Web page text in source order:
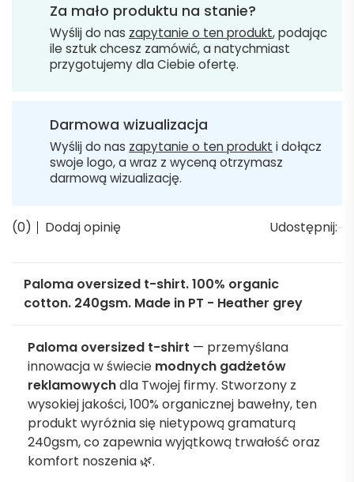
Za mało produktu na stanie?
Wyślij do nas zapytanie o ten produkt, podając
ile sztuk chcesz zamówić, a natychmiast
przygotujemy dla Ciebie ofertę.
Darmowa wizualizacja
Wyślij do nas zapytanie o ten produkt i dołącz
swoje logo, a wraz z wyceną otrzymasz
darmową wizualizację.
(0) Dodaj opinię Udostępnij:
Paloma oversized t-shirt. 100% organic
cotton. 240gsm. Made in PT - Heather grey
Paloma oversized t-shirt — przemyślana
innowacja w świecie modnych gadżetów
reklamowychdla Twojej firmy. Stworzony z
wysokiej jakości, 100% organicznej bawełny, ten
produkt wyróżnia się nietypową gramaturą
240gsm, co zapewnia wyjątkową trwałość oraz
komfort noszenia 🌿.